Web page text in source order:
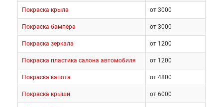
Покраска крыла от 3000
Покраска бампера от 3000
Покраска зеркала от 1200
Покраска пластика салона автомобиля от 1200
Покраска капота от 4800
Покраска крыши от 6000